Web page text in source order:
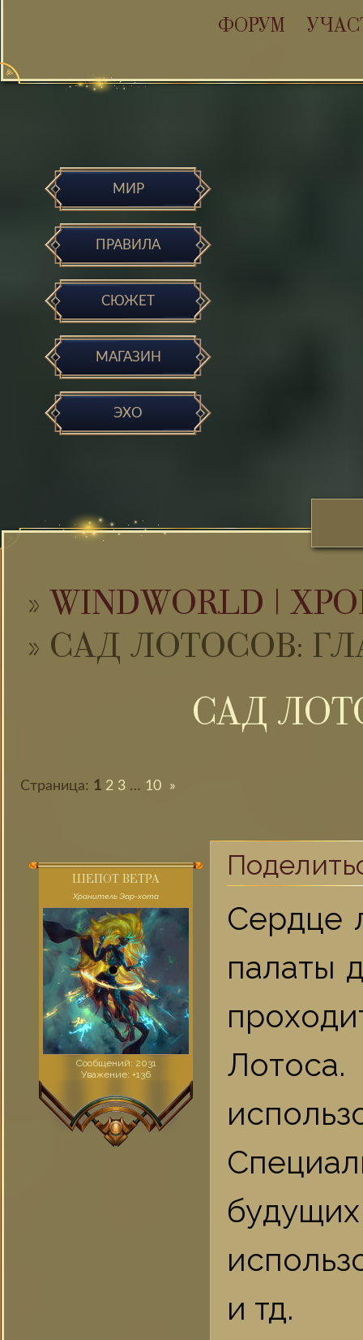
ФОРУМ
МИР
ПРАВИЛА
СЮЖЕТ
МАГАЗИН
ЭХО
» WINDWORLD |
» САД ЛОТОСОВ:
САД
Страница: 1 2 3 … 10 »
ШЕПОТ ВЕТРА
Хранитель Эар-хота
Сообщений: 2031
Уважение: +136
Сердце
палаты
и тд.